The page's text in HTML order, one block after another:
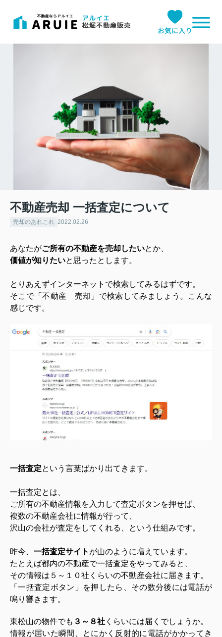
お気に入り
不動産売却 一括査定について
売却のあれこれ 2022.02.26
あなたがご所有の不動産を売却したいとか、
価値が知りたいと思ったとします。
とりあえずインターネットで検索してみるはずです。
そこで「不動産 売却」で検索してみましょう。こんな
感じです。
一括査定という言葉ばかり出てきます。
一括査定とは、
ご所有の不動産情報を入力して査定ボタンを押せば、
複数の不動産会社に情報が行って、
沢山の会社が査定をしてくれる、という仕組みです。
昨今、 一括査定サイト が山のように増えています。
たとえば都内の不動産で一括査定をやってみると、
その情報は５～１０社くらいの不動産会社に届きます。
「一括査定ボタン」を押したら、その数分後には電話が
鳴り響きます。
東松山の物件でも ３～８社 くらいには届くでしょうか。
情報が届いた瞬間、とにかく反射的に電話がかかってき